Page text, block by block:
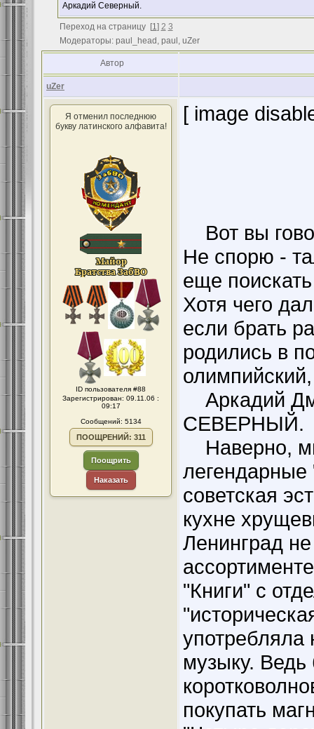
Аркадий Северный.
Переход на страницу [1] 2 3
Модераторы: paul_head, paul, uZer
Автор
uZer
Я отменил последнюю
букву латинского алфавита!
ID пользователя #88
Зарегистрирован: 09.11.06 :
09:17
Сообщений: 5134
ПООЩРЕНИЙ: 311
Поощрить
Наказать
[ image
Вот вы
Не спорю -
еще
Хотя чего
если брать
родились в
Аркадий
СЕВЕРНЫЙ.
Наверно,
легендарные
советская
кухне
Ленинград
"Книги" с
употребляла
музыку.
покупать